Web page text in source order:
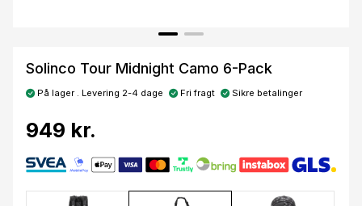
Solinco Tour Midnight Camo 6-Pack
På lager . Levering 2-4 dage Fri fragt Sikre betalinger
949 kr.